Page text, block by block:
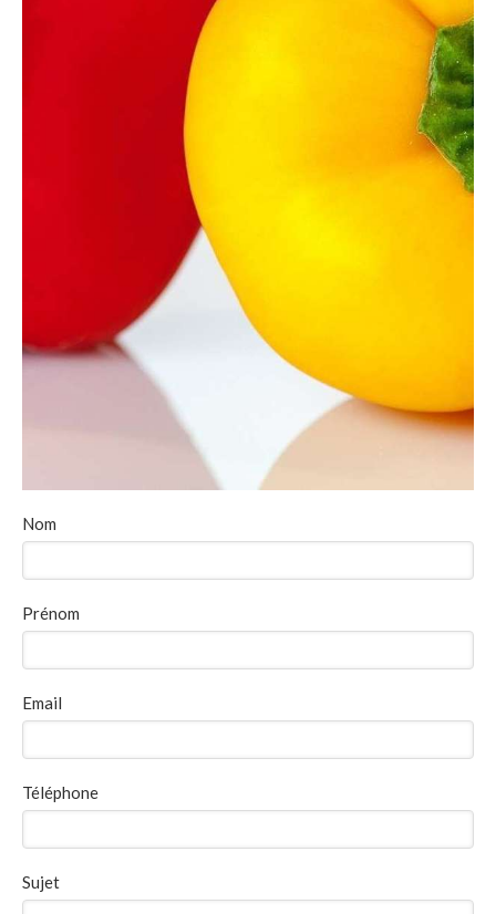
Nom
Prénom
Email
Téléphone
Sujet